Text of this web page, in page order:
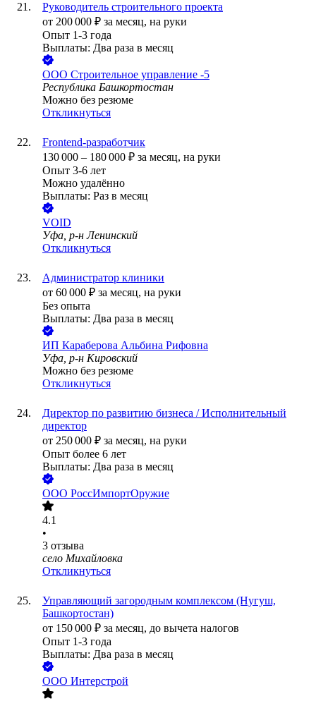
Руководитель строительного проекта
от 200 000 ₽ за месяц, на руки
Опыт 1-3 года
Выплаты: Два раза в месяц
ООО Строительное управление -5
Республика Башкортостан
Можно без резюме
Откликнуться
Frontend-разработчик
130 000 – 180 000 ₽ за месяц, на руки
Опыт 3-6 лет
Можно удалённо
Выплаты: Раз в месяц
VOID
Уфа, р-н Ленинский
Откликнуться
Администратор клиники
от 60 000 ₽ за месяц, на руки
Без опыта
Выплаты: Два раза в месяц
ИП Караберова Альбина Рифовна
Уфа, р-н Кировский
Можно без резюме
Откликнуться
Директор по развитию бизнеса / Исполнительный
директор
от 250 000 ₽ за месяц, на руки
Опыт более 6 лет
Выплаты: Два раза в месяц
ООО РоссИмпортОружие
4.1
•
3 отзыва
село Михайловка
Откликнуться
Управляющий загородным комплексом (Нугуш,
Башкортостан)
от 150 000 ₽ за месяц, до вычета налогов
Опыт 1-3 года
Выплаты: Два раза в месяц
ООО Интерстрой